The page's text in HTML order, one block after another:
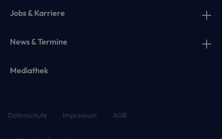
Jobs & Karriere
News & Termine
Mediathek
Datenschutz Impressum AGB